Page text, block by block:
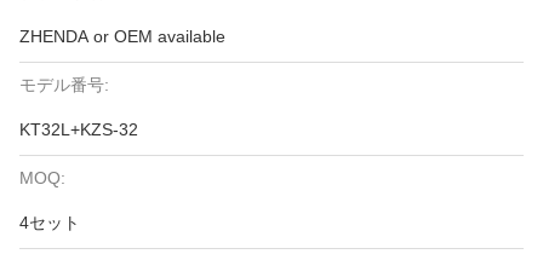
ZHENDA or OEM available
モデル番号:
KT32L+KZS-32
MOQ:
4セット